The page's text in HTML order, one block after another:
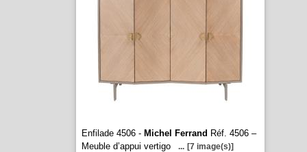
Enfilade 4506 - Michel Ferrand Réf. 4506 –
Meuble d’appui vertigo
... [7 image(s)]